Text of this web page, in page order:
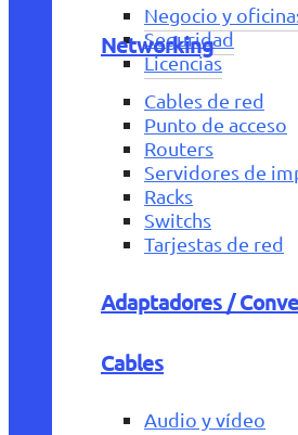
Negocio y
Seguridad
Licencias
Networking
Cables de red
Punto de acceso
Routers
Servidores de
Racks
Switchs
Tarjestas de red
Adaptadores /
Cables
Audio y vídeo